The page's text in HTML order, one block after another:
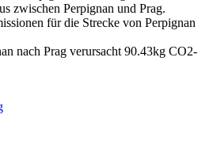
zwischen Perpignan und Prag.
für die Strecke von Perpignan
nach Prag verursacht 90.43kg CO2-